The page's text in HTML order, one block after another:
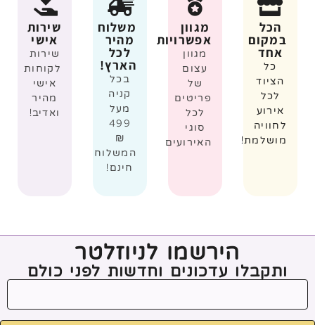
הכל
במקום
אחד
כל
הציוד
לכל
אירוע
לחוויה
מושלמת!
מגוון
אפשרויות
מגוון
עצום
של
פריטים
לכל
סוגי
האירועים
משלוח
מהיר
לכל
הארץ!
בכל
קניה
מעל
499
₪
המשלוח
חינם!
שירות
אישי
שירות
לקוחות
אישי
מהיר
ואדיב!
הירשמו לניוזלטר
ותקבלו עדכונים וחדשות לפני כולם